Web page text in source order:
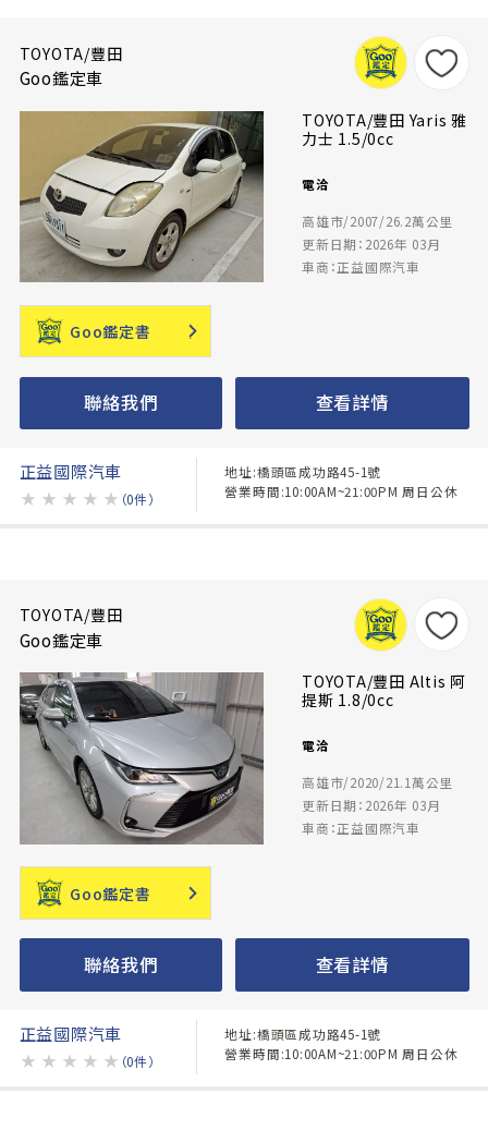
TOYOTA/豐田
Goo鑑定車
TOYOTA/豐田 Yaris 雅
力士 1.5/0cc
電洽
高雄市/2007/26.2萬公里
更新日期：2026年 03月
車商：正益國際汽車
Goo鑑定書
聯絡我們 查看詳情
正益國際汽車
★ ★ ★ ★ ★ （0件）
地址:橋頭區成功路45-1號
營業時間:10:00AM~21:00PM 周日公休
TOYOTA/豐田
Goo鑑定車
TOYOTA/豐田 Altis 阿
提斯 1.8/0cc
電洽
高雄市/2020/21.1萬公里
更新日期：2026年 03月
車商：正益國際汽車
Goo鑑定書
聯絡我們 查看詳情
正益國際汽車
★ ★ ★ ★ ★ （0件）
地址:橋頭區成功路45-1號
營業時間:10:00AM~21:00PM 周日公休